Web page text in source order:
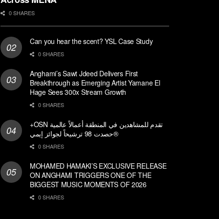
0 SHARES
Can you hear the scent? YSL Case Study
0 SHARES
Anghami’s Sawt Jdeed Delivers First
Breakthrough as Emerging Artist Yamane El
Hage Sees 300x Stream Growth
0 SHARES
+OSN تقدم للمشاهدين في المنطقة أعمالاً عالمية
حصدت 98 ترشيحاً لجوائز إيمي®
0 SHARES
MOHAMED HAMAKI’S EXCLUSIVE RELEASE
ON ANGHAMI TRIGGERS ONE OF THE
BIGGEST MUSIC MOMENTS OF 2026
0 SHARES